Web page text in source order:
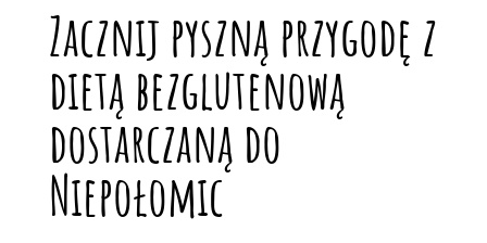
Zacznij pyszną przygodę z
dietą bezglutenową
dostarczaną do
Niepołomic